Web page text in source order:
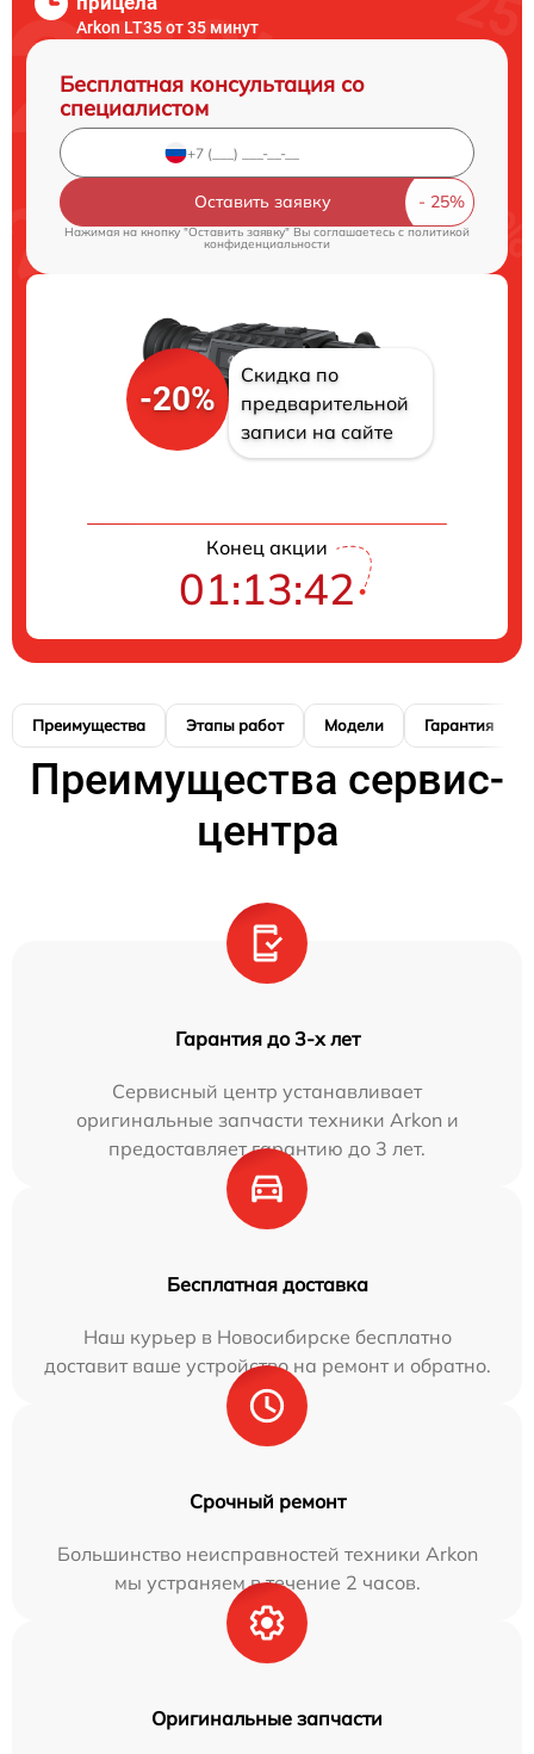
Arkon LT35 от 35 минут
Бесплатная консультация со
специалистом
Оставить заявку
Нажимая на кнопку "Оставить заявку" Вы соглашаетесь c политикой
конфиденциальности
-20%
Скидка по
предварительной
записи на сайте
Конец акции
01:13:41
Преимущества Этапы работ Модели Гарантия
Преимущества сервис-
центра
Гарантия до 3-х лет
Сервисный центр устанавливает
оригинальные запчасти техники Arkon и
предоставляет гарантию до 3 лет.
Бесплатная доставка
Наш курьер в Новосибирске бесплатно
доставит ваше устройство на ремонт и обратно.
Срочный ремонт
Большинство неисправностей техники Arkon
мы устраняем в течение 2 часов.
Оригинальные запчасти